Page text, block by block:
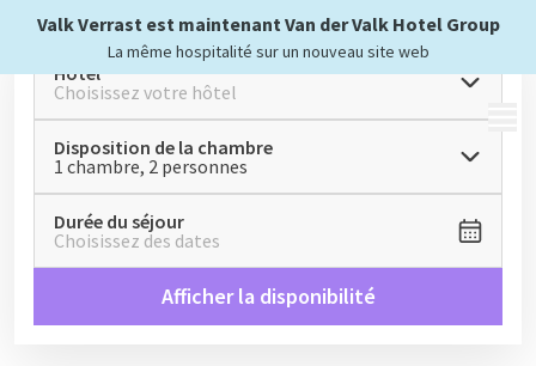
Valk Verrast est maintenant Van der Valk Hotel Group
La même hospitalité sur un nouveau site web
MENU
Hôtel
Choisissez votre hôtel
Disposition de la chambre
1 chambre, 2 personnes
Durée du séjour
Choisissez des dates
Afficher la disponibilité